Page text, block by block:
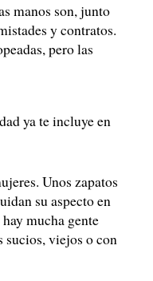
manos son, junto
y contratos.
pero las
ya te incluye en
Unos zapatos
su aspecto en
mucha gente
sucios, viejos o con